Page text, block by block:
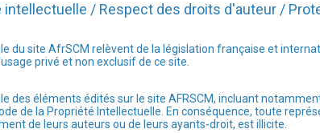
intellectuelle / Respect des droits d'auteur /
du site AfrSCM relèvent de la législation française et
privé et non exclusif de ce site.
des éléments édités sur le site AFRSCM, incluant
de la Propriété Intellectuelle. En conséquence, toute
de leurs auteurs ou de leurs ayants-droit, est illicite.